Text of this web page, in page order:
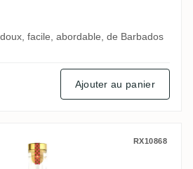
facile, abordable, de Barbados
Ajouter au panier
Butter Rum RX10868